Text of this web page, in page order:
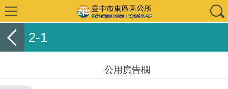
2-1
公用廣告欄